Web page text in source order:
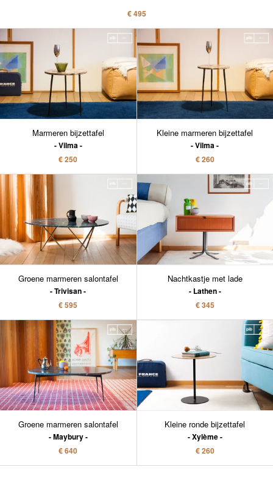
€ 495
Marmeren bijzettafel
Vilma
€ 250
Kleine marmeren bijzettafel
Vilma
€ 260
Groene marmeren salontafel
Trivisan
€ 595
Nachtkastje met lade
Lathen
€ 345
Groene marmeren salontafel
Maybury
€ 640
Kleine ronde bijzettafel
Xylème
€ 260